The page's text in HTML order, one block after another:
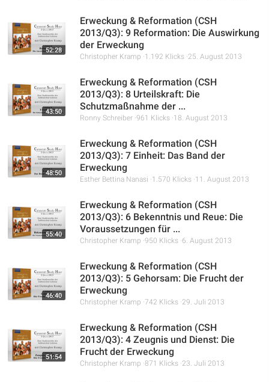
52:28
Erweckung & Reformation (CSH
2013/Q3): 9 Reformation: Die Auswirkung
der Erweckung
Christopher Kramp 1.192 Klicks 25. August 2013
43:50
Erweckung & Reformation (CSH
2013/Q3): 8 Urteilskraft: Die
Schutzmaßnahme der ...
Ronny Schreiber 961 Klicks 18. August 2013
48:50
Erweckung & Reformation (CSH
2013/Q3): 7 Einheit: Das Band der
Erweckung
Esther Bettina Nanasi 1.570 Klicks 11. August 2013
55:40
Erweckung & Reformation (CSH
2013/Q3): 6 Bekenntnis und Reue: Die
Voraussetzungen für ...
Christopher Kramp 950 Klicks 6. August 2013
46:40
Erweckung & Reformation (CSH
2013/Q3): 5 Gehorsam: Die Frucht der
Erweckung
Christopher Kramp 742 Klicks 29. Juli 2013
51:54
Erweckung & Reformation (CSH
2013/Q3): 4 Zeugnis und Dienst: Die
Frucht der Erweckung
Christopher Kramp 871 Klicks 23. Juli 2013